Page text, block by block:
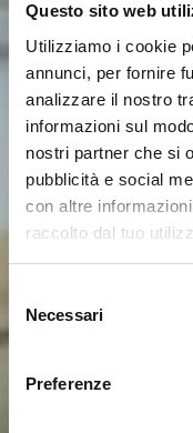
Questo sito web
Utilizziamo i cookie
annunci, per fornire
analizzare il nostro
informazioni sul
nostri partner che si
pubblicità e social
con altre
raccolto dal tuo
del
consenso
Necessari
Preferenze